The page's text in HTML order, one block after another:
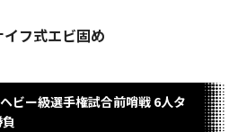
フ式エビ固め
ビー級選手権試合前哨戦 6人タ